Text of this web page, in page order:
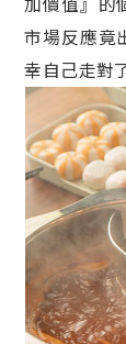
市場反應竟
幸自己走對